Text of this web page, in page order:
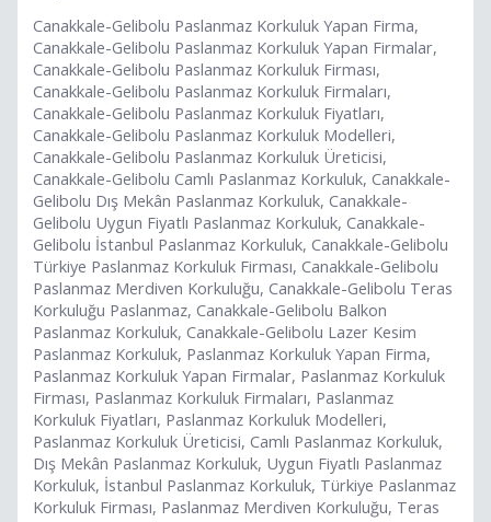
Canakkale-Gelibolu Paslanmaz Korkuluk Yapan Firma,
Canakkale-Gelibolu Paslanmaz Korkuluk Yapan Firmalar,
Canakkale-Gelibolu Paslanmaz Korkuluk Firması,
Canakkale-Gelibolu Paslanmaz Korkuluk Firmaları,
Canakkale-Gelibolu Paslanmaz Korkuluk Fiyatları,
Canakkale-Gelibolu Paslanmaz Korkuluk Modelleri,
Canakkale-Gelibolu Paslanmaz Korkuluk Üreticisi,
Canakkale-Gelibolu Camlı Paslanmaz Korkuluk, Canakkale-
Gelibolu Dış Mekân Paslanmaz Korkuluk, Canakkale-
Gelibolu Uygun Fiyatlı Paslanmaz Korkuluk, Canakkale-
Gelibolu İstanbul Paslanmaz Korkuluk, Canakkale-Gelibolu
Türkiye Paslanmaz Korkuluk Firması, Canakkale-Gelibolu
Paslanmaz Merdiven Korkuluğu, Canakkale-Gelibolu Teras
Korkuluğu Paslanmaz, Canakkale-Gelibolu Balkon
Paslanmaz Korkuluk, Canakkale-Gelibolu Lazer Kesim
Paslanmaz Korkuluk, Paslanmaz Korkuluk Yapan Firma,
Paslanmaz Korkuluk Yapan Firmalar, Paslanmaz Korkuluk
Firması, Paslanmaz Korkuluk Firmaları, Paslanmaz
Korkuluk Fiyatları, Paslanmaz Korkuluk Modelleri,
Paslanmaz Korkuluk Üreticisi, Camlı Paslanmaz Korkuluk,
Dış Mekân Paslanmaz Korkuluk, Uygun Fiyatlı Paslanmaz
Korkuluk, İstanbul Paslanmaz Korkuluk, Türkiye Paslanmaz
Korkuluk Firması, Paslanmaz Merdiven Korkuluğu, Teras